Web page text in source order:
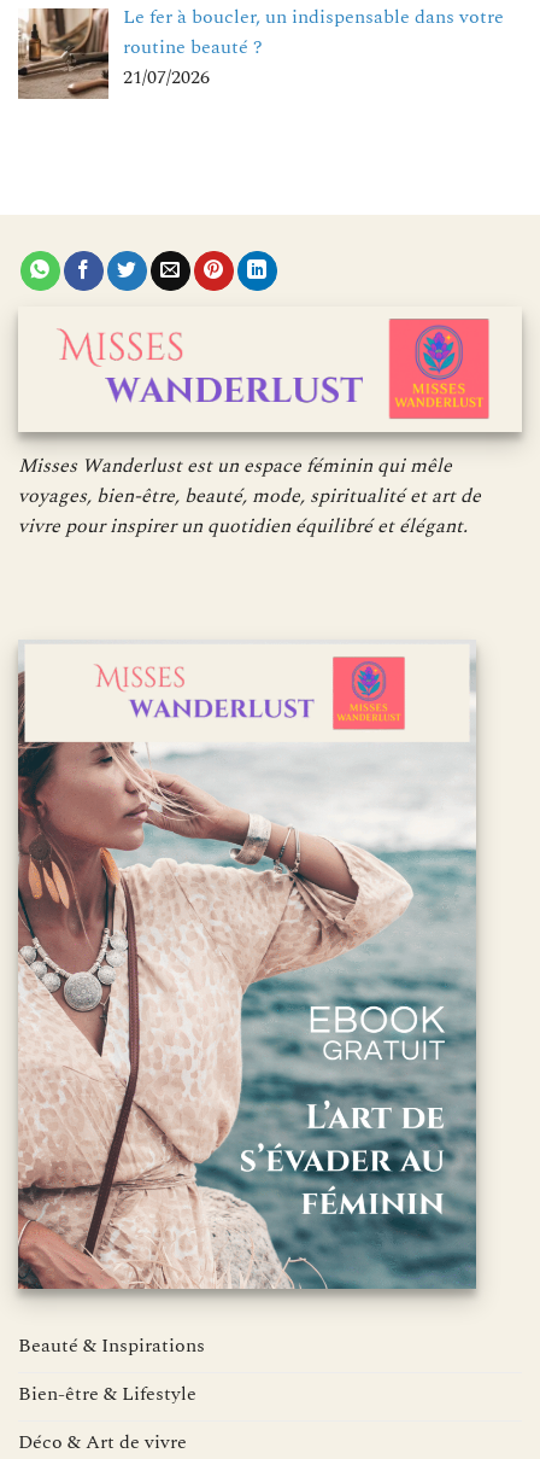
Le fer à boucler, un indispensable dans votre
routine beauté ?
21/07/2026
Misses Wanderlust est un espace féminin qui mêle
voyages, bien-être, beauté, mode, spiritualité et art de
vivre pour inspirer un quotidien équilibré et élégant.
Beauté & Inspirations
Bien-être & Lifestyle
Déco & Art de vivre